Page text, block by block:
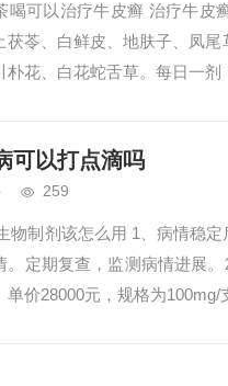
喝可以治疗牛皮癣 治疗牛皮
茯苓、白鲜皮、地肤子、凤
朴花、白花蛇舌草。每日一
可以打点滴吗
259
物制剂该怎么用 1、病情稳
。定期复查，监测病情进展
单价28000元，规格为